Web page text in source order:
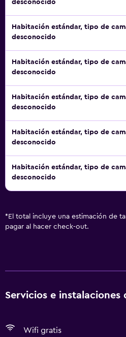
desconocido
Habitación estándar, tipo de
desconocido
Habitación estándar, tipo de
desconocido
Habitación estándar, tipo de
desconocido
Habitación estándar, tipo de
desconocido
Habitación estándar, tipo de
desconocido
* El total incluye una estimación de
pagar al hacer check-out.
Servicios e instalaciones
Wifi gratis